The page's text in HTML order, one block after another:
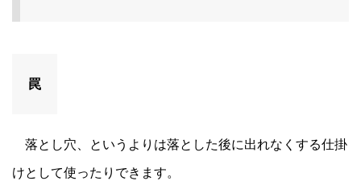
罠
落とし穴、というよりは落とした後に出れなくする仕掛
けとして使ったりできます。